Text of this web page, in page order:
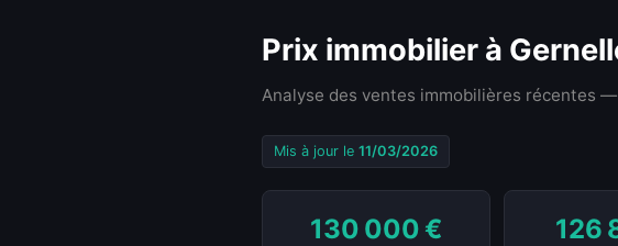
Prix immobilier à
Analyse des ventes immobilières récentes
Mis à jour le 11/03/2026
130 000 € 126